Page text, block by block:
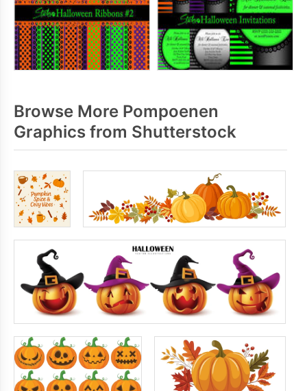
Browse More Pompoenen
Graphics from Shutterstock